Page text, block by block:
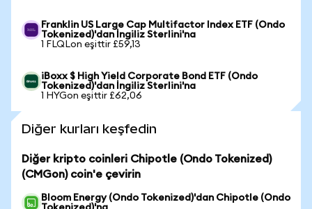
Franklin US Large Cap Multifactor Index ETF (Ondo
Tokenized)'dan İngiliz Sterlini'na
1 FLQLon eşittir £59,13
iBoxx $ High Yield Corporate Bond ETF (Ondo
Tokenized)'dan İngiliz Sterlini'na
1 HYGon eşittir £62,06
Diğer kurları keşfedin
Diğer kripto coinleri Chipotle (Ondo Tokenized)
(CMGon) coin'e çevirin
Bloom Energy (Ondo Tokenized)'dan Chipotle (Ondo